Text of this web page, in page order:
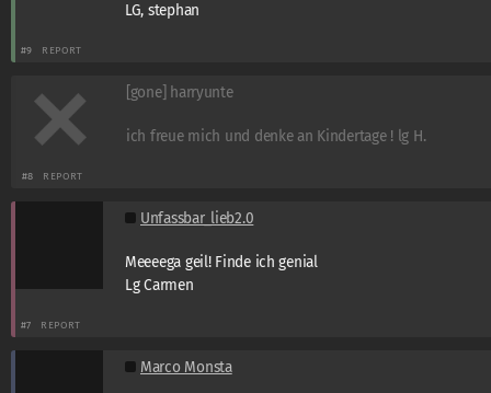
LG, stephan
#9 REPORT
[gone] harryunte
ich freue mich und denke an Kindertage ! lg H.
#8 REPORT
Unfassbar_lieb2.0
Meeeega geil! Finde ich genial
Lg Carmen
#7 REPORT
Marco Monsta